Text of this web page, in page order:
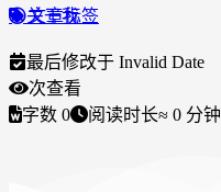
文章标签
关于我
最后修改于 Invalid Date
次查看
字数 0 阅读时长≈ 0 分钟